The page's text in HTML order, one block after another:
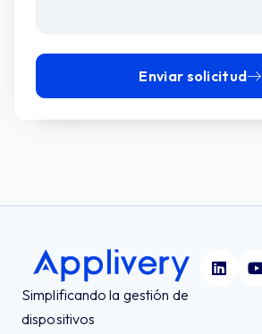
Enviar solicitud
Simplificando la gestión de
dispositivos